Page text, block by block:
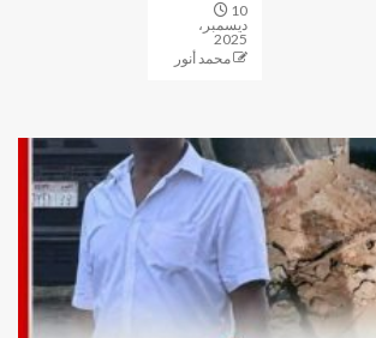
10
ديسمبر،
2025
محمد أنور